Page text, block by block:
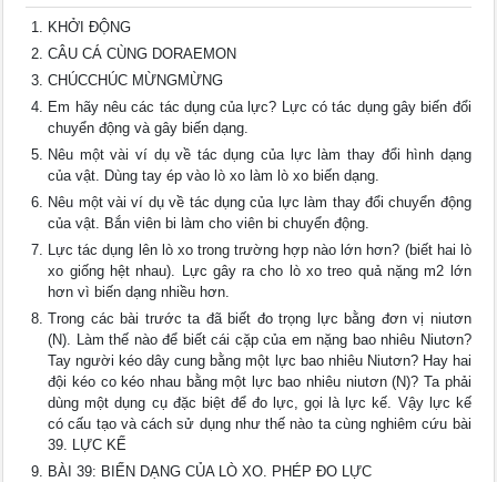
KHỞI ĐỘNG
CÂU CÁ CÙNG DORAEMON
CHÚCCHÚC MỪNGMỪNG
Em hãy nêu các tác dụng của lực? Lực có tác dụng gây biến đổi
chuyển động và gây biến dạng.
Nêu một vài ví dụ về tác dụng của lực làm thay đổi hình dạng
của vật. Dùng tay ép vào lò xo làm lò xo biến dạng.
Nêu một vài ví dụ về tác dụng của lực làm thay đổi chuyển động
của vật. Bắn viên bi làm cho viên bi chuyển động.
Lực tác dụng lên lò xo trong trường hợp nào lớn hơn? (biết hai lò
xo giống hệt nhau). Lực gây ra cho lò xo treo quả nặng m2 lớn
hơn vì biến dạng nhiều hơn.
Trong các bài trước ta đã biết đo trọng lực bằng đơn vị niutơn
(N). Làm thế nào để biết cái cặp của em nặng bao nhiêu Niutơn?
Tay người kéo dây cung bằng một lực bao nhiêu Niutơn? Hay hai
đội kéo co kéo nhau bằng một lực bao nhiêu niutơn (N)? Ta phải
dùng một dụng cụ đặc biệt để đo lực, gọi là lực kế. Vậy lực kế
có cấu tạo và cách sử dụng như thế nào ta cùng nghiêm cứu bài
39. LỰC KẾ
BÀI 39: BIẾN DẠNG CỦA LÒ XO. PHÉP ĐO LỰC